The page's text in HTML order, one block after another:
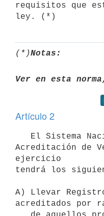
requisitos que
ley. (*)
(*)Notas:
Ver en esta
Artículo 2
Acreditación de
ejercicio
tendrá los
A) Llevar
acreditados por